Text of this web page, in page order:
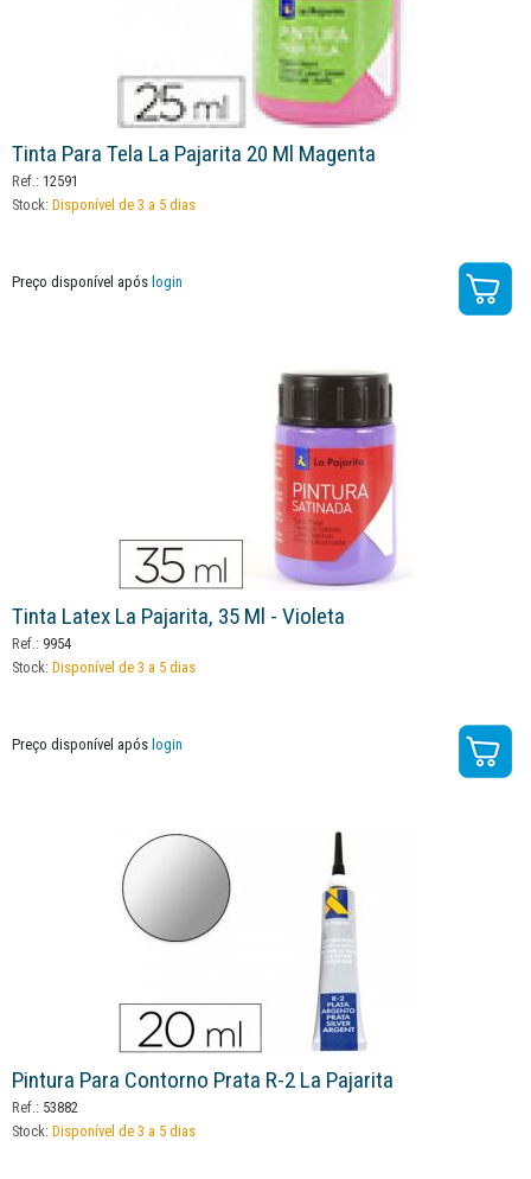
Tinta Para Tela La Pajarita 20 Ml Magenta
Ref.: 12591
Stock: Disponível de 3 a 5 dias
Preço disponível após login
Tinta Latex La Pajarita, 35 Ml - Violeta
Ref.: 9954
Stock: Disponível de 3 a 5 dias
Preço disponível após login
Pintura Para Contorno Prata R-2 La Pajarita
Ref.: 53882
Stock: Disponível de 3 a 5 dias